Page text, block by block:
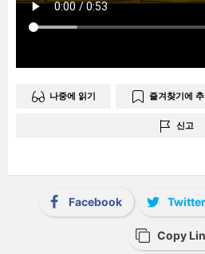
나중에 읽기 즐겨찾기에
신고
Facebook Twitter
Copy